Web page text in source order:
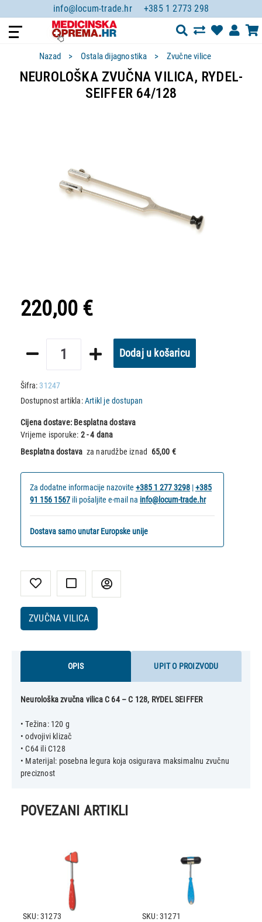
info@locum-trade.hr +385 1 2773 298
Nazad Ostala dijagnostika Zvučne vilice
NEUROLOŠKA ZVUČNA VILICA, RYDEL-
SEIFFER 64/128
220,00 €
Dodaj u košaricu
Šifra:31247
Dostupnost artikla:Artikl je dostupan
Cijena dostave: Besplatna dostava
Vrijeme isporuke: 2 - 4 dana
Besplatna dostava za narudžbe iznad 65,00 €
Za dodatne informacije nazovite +385 1 277 3298 |+385
91 156 1567 ili pošaljite e-mail na info@locum-trade.hr
Dostava samo unutar Europske unije
ZVUČNA VILICA
OPIS UPIT O PROIZVODU
Neurološka zvučna vilica C 64 – C 128, RYDEL SEIFFER
• Težina: 120 g
• odvojivi klizač
• C64 ili C128
• Materijal: posebna legura koja osigurava maksimalnu zvučnu
POVEZANI ARTIKLI
SKU: 31273 SKU: 31271